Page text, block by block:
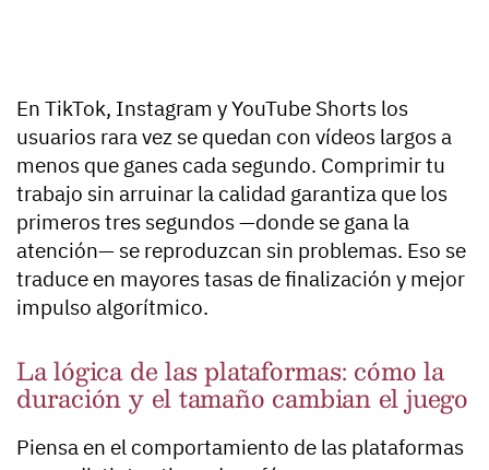
En TikTok, Instagram y YouTube Shorts los
usuarios rara vez se quedan con vídeos largos a
menos que ganes cada segundo. Comprimir tu
trabajo sin arruinar la calidad garantiza que los
primeros tres segundos —donde se gana la
atención— se reproduzcan sin problemas. Eso se
traduce en mayores tasas de finalización y mejor
impulso algorítmico.
La lógica de las plataformas: cómo la
duración y el tamaño cambian el juego
Piensa en el comportamiento de las plataformas